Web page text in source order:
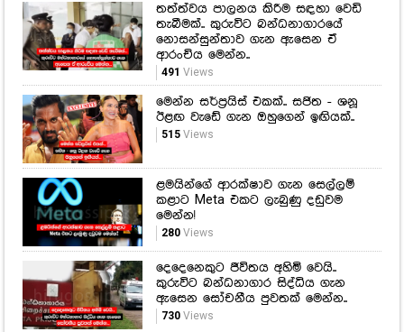
තත්ත්වය පාලනය කිරීම සඳහා වෙඩි
තැබීමක්.. කුරුවිට බන්ධනාගාරයේ
නොසන්සුන්තාව ගැන ඇසෙන ඒ
ආරංචිය මෙන්න..
491 Views
මෙන්න සර්ප්‍රයිස් එකක්.. සජිත - ශනූ
ඊළඟ වැඩේ ගැන ඔහුගෙන් ඉඟියක්..
515Views
ළමයින්ගේ ආරක්ෂාව ගැන සෙල්ලම්
කළාට Meta එකට ලැබුණු දඩුවම
මෙන්න!
280Views
දෙදෙනෙකුට ජීවිතය අහිමි වෙයි..
කුරුවිට බන්ධනාගාර සිද්ධිය ගැන
ඇසෙන සෝචනීය පුවතක් මෙන්න..
730Views